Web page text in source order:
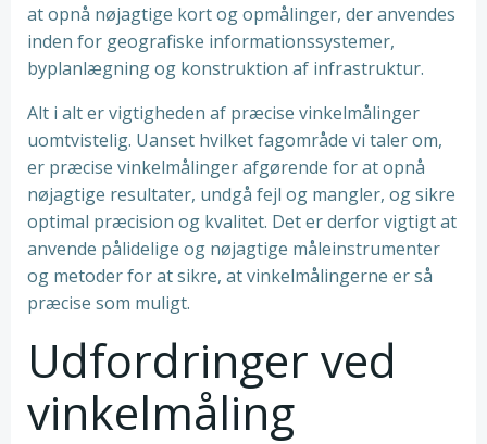
at opnå nøjagtige kort og opmålinger, der anvendes
inden for geografiske informationssystemer,
byplanlægning og konstruktion af infrastruktur.
Alt i alt er vigtigheden af præcise vinkelmålinger
uomtvistelig. Uanset hvilket fagområde vi taler om,
er præcise vinkelmålinger afgørende for at opnå
nøjagtige resultater, undgå fejl og mangler, og sikre
optimal præcision og kvalitet. Det er derfor vigtigt at
anvende pålidelige og nøjagtige måleinstrumenter
og metoder for at sikre, at vinkelmålingerne er så
præcise som muligt.
Udfordringer ved
vinkelmåling